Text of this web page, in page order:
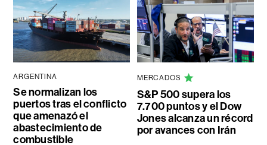
ARGENTINA
Se normalizan los
puertos tras el conflicto
que amenazó el
abastecimiento de
combustible
MERCADOS
S&P 500 supera los
7.700 puntos y el Dow
Jones alcanza un récord
por avances con Irán